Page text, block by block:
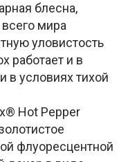
блесна,
мира
уловистость
работает и в
в условиях тихой
Hot Pepper
флуоресцентной